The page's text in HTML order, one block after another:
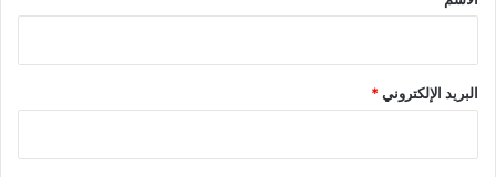
البريد الإلكتروني*